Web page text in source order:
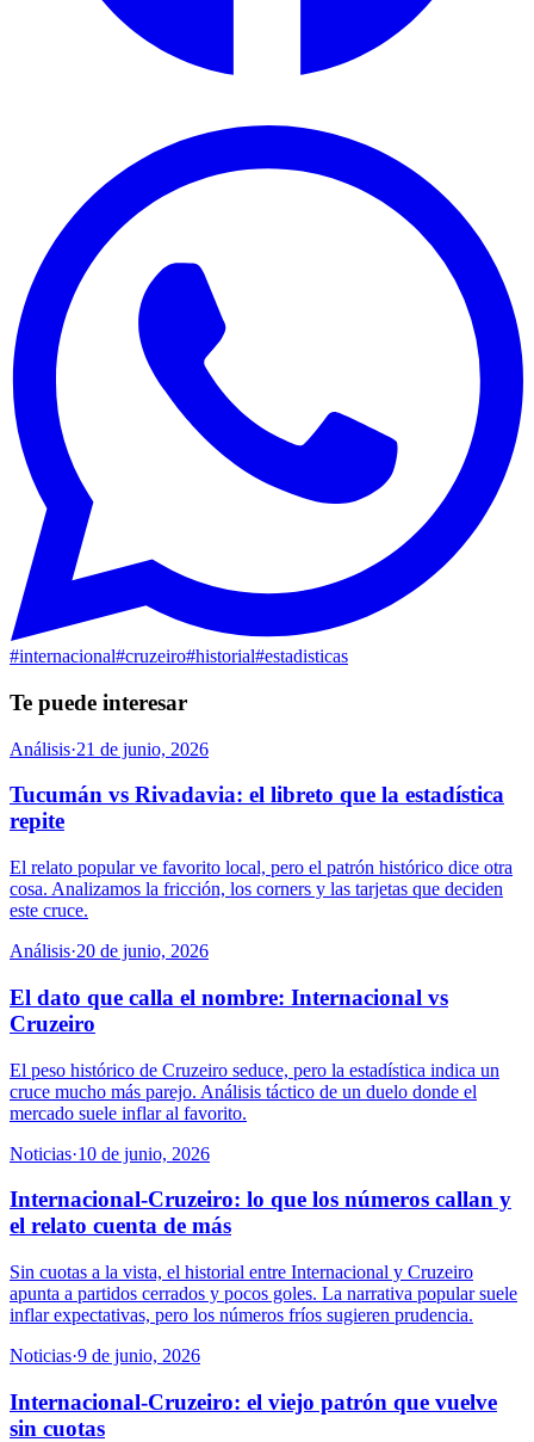
#internacional#cruzeiro#historial#estadisticas
Te puede interesar
Análisis·21 de junio, 2026
Tucumán vs Rivadavia: el libreto que la estadística
repite
El relato popular ve favorito local, pero el patrón histórico dice otra
cosa. Analizamos la fricción, los corners y las tarjetas que deciden
este cruce.
Análisis·20 de junio, 2026
El dato que calla el nombre: Internacional vs
Cruzeiro
El peso histórico de Cruzeiro seduce, pero la estadística indica un
cruce mucho más parejo. Análisis táctico de un duelo donde el
mercado suele inflar al favorito.
Noticias·10 de junio, 2026
Internacional-Cruzeiro: lo que los números callan y
el relato cuenta de más
Sin cuotas a la vista, el historial entre Internacional y Cruzeiro
apunta a partidos cerrados y pocos goles. La narrativa popular suele
inflar expectativas, pero los números fríos sugieren prudencia.
Noticias·9 de junio, 2026
Internacional-Cruzeiro: el viejo patrón que vuelve
sin cuotas